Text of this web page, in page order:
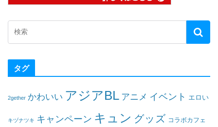
タグ
2gether かわいい アジアBL アニメ イベント エロい
キヅナツキ キャンペーン キュン グッズ コラボカフェ